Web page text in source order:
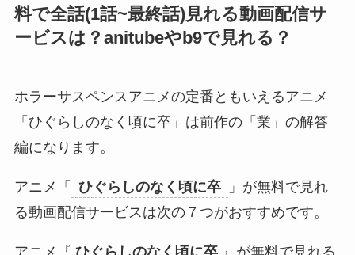
料で全話(1話~最終話)見れる動画配信サ
ービスは？anitubeやb9で見れる？
ホラーサスペンスアニメの定番ともいえるアニメ
「ひぐらしのなく頃に卒」は前作の「業」の解答
編になります。
アニメ「 ひぐらしのなく頃に卒
」が無料で見れ
る動画配信サービスは次の７つがおすすめです。